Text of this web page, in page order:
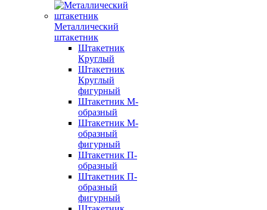
Металлический
штакетник
Штакетник
Круглый
Штакетник
Круглый
фигурный
Штакетник М-
образный
Штакетник М-
образный
фигурный
Штакетник П-
образный
Штакетник П-
образный
фигурный